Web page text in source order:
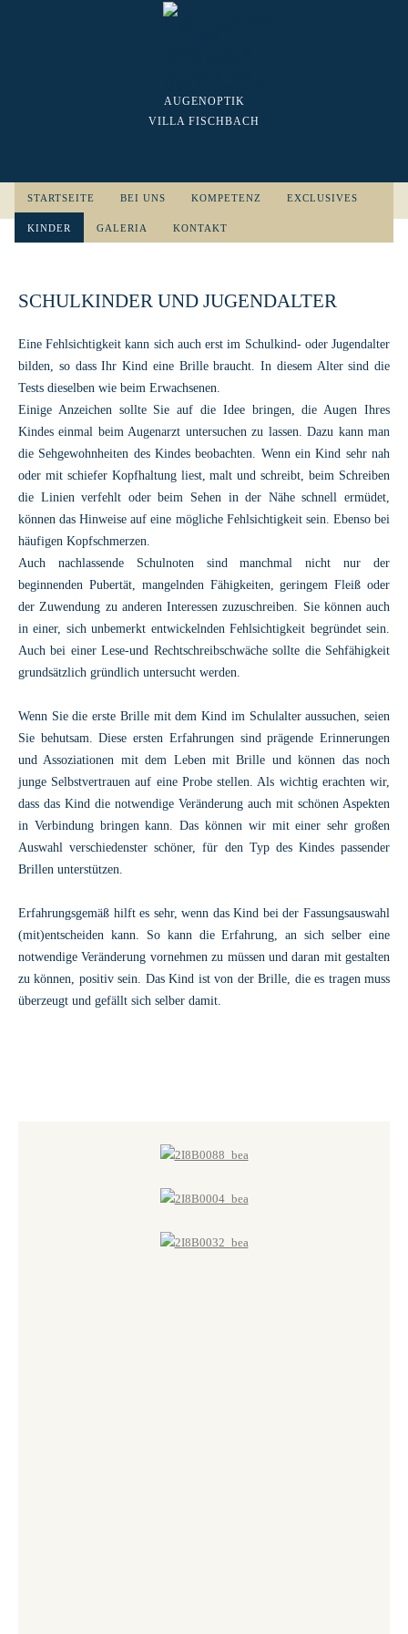
AUGENOPTIK
VILLA FISCHBACH
STARTSEITE BEI UNS KOMPETENZ EXCLUSIVES
KINDER GALERIA KONTAKT
SCHULKINDER UND JUGENDALTER
Eine Fehlsichtigkeit kann sich auch erst im Schulkind- oder Jugendalter
bilden, so dass Ihr Kind eine Brille braucht. In diesem Alter sind die
Tests dieselben wie beim Erwachsenen.
Einige Anzeichen sollte Sie auf die Idee bringen, die Augen Ihres
Kindes einmal beim Augenarzt untersuchen zu lassen. Dazu kann man
die Sehgewohnheiten des Kindes beobachten. Wenn ein Kind sehr nah
oder mit schiefer Kopfhaltung liest, malt und schreibt, beim Schreiben
die Linien verfehlt oder beim Sehen in der Nähe schnell ermüdet,
können das Hinweise auf eine mögliche Fehlsichtigkeit sein. Ebenso bei
häufigen Kopfschmerzen.
Auch nachlassende Schulnoten sind manchmal nicht nur der
beginnenden Pubertät, mangelnden Fähigkeiten, geringem Fleiß oder
der Zuwendung zu anderen Interessen zuzuschreiben. Sie können auch
in einer, sich unbemerkt entwickelnden Fehlsichtigkeit begründet sein.
Auch bei einer Lese-und Rechtschreibschwäche sollte die Sehfähigkeit
grundsätzlich gründlich untersucht werden.
Wenn Sie die erste Brille mit dem Kind im Schulalter aussuchen, seien
Sie behutsam. Diese ersten Erfahrungen sind prägende Erinnerungen
und Assoziationen mit dem Leben mit Brille und können das noch
junge Selbstvertrauen auf eine Probe stellen. Als wichtig erachten wir,
dass das Kind die notwendige Veränderung auch mit schönen Aspekten
in Verbindung bringen kann. Das können wir mit einer sehr großen
Auswahl verschiedenster schöner, für den Typ des Kindes passender
Brillen unterstützen.
Erfahrungsgemäß hilft es sehr, wenn das Kind bei der Fassungsauswahl
(mit)entscheiden kann. So kann die Erfahrung, an sich selber eine
notwendige Veränderung vornehmen zu müssen und daran mit gestalten
zu können, positiv sein. Das Kind ist von der Brille, die es tragen muss
überzeugt und gefällt sich selber damit.